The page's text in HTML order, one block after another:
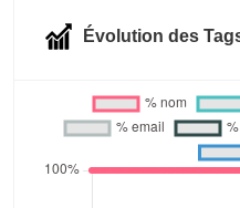
Évolution des